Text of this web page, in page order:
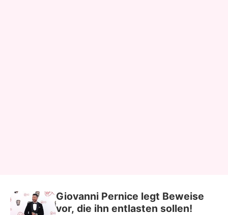
Giovanni Pernice legt Beweise
vor, die ihn entlasten sollen!